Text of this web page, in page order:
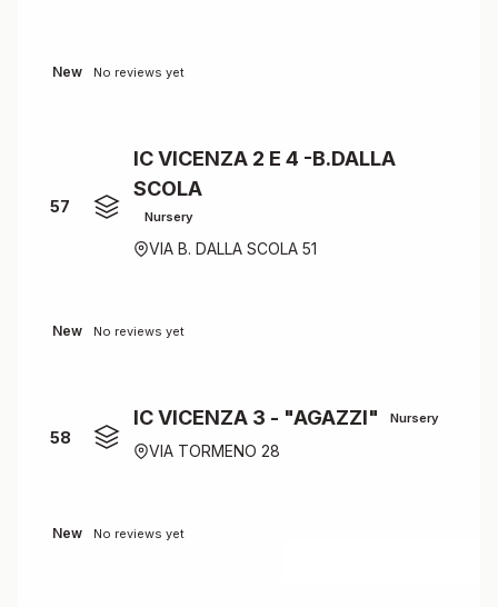
New No reviews yet
57
IC VICENZA 2 E 4 -B.DALLA
SCOLA
Nursery
VIA B. DALLA SCOLA 51
New No reviews yet
58
IC VICENZA 3 - "AGAZZI" Nursery
VIA TORMENO 28
New No reviews yet